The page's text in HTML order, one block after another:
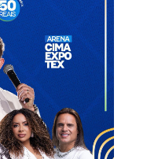
ama
desempenhar suas
com a população
é reconhecido pelas
ao longo da